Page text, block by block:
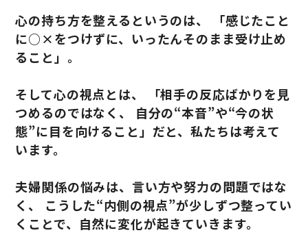
心の持ち方を整えるというのは、 「感じたこと
に○×をつけずに、いったんそのまま受け止め
ること」。
そして心の視点とは、 「相手の反応ばかりを見
つめるのではなく、 自分の“本音”や“今の状
態”に目を向けること」だと、私たちは考えて
います。
夫婦関係の悩みは、言い方や努力の問題ではな
く、 こうした“内側の視点”が少しずつ整ってい
くことで、自然に変化が起きていきます。